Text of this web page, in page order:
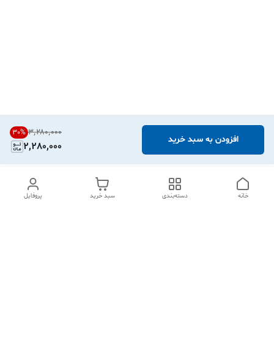
۳٬۲۸۰٬۰۰۰ 30%
2,280,000
افزودن به سبد خرید
پروفایل سبد خرید دسته‌بندی خانه